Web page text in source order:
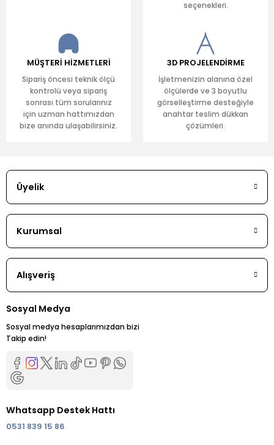
seçenekleri.
MÜŞTERİ HİZMETLERİ
Sipariş öncesi teknik ölçü
kontrolü veya sipariş
sonrası tüm sorularınız
için uzman hattımızdan
bize anında ulaşabilirsiniz.
3D PROJELENDİRME
İşletmenizin alanına özel
ölçülerde ve 3 boyutlu
görselleştirme desteğiyle
anahtar teslim dükkan
çözümleri.
Üyelik
Kurumsal
Alışveriş
Sosyal Medya
Sosyal medya hesaplarımızdan bizi
Takip edin!
Whatsapp Destek Hattı
0531 839 15 86